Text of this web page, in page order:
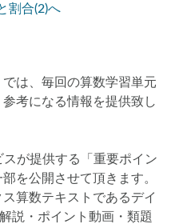
割合(2)へ
では、毎回の算数学習単元
考になる情報を提供致し
スが提供する「重要ポイン
を公開させて頂きます。
算数テキストであるデイ
説・ポイント動画・類題
入試分析・志望校別対策
ケアレスミス
訓
ト 四谷大塚週テスト
四谷大塚合不合判定テスト